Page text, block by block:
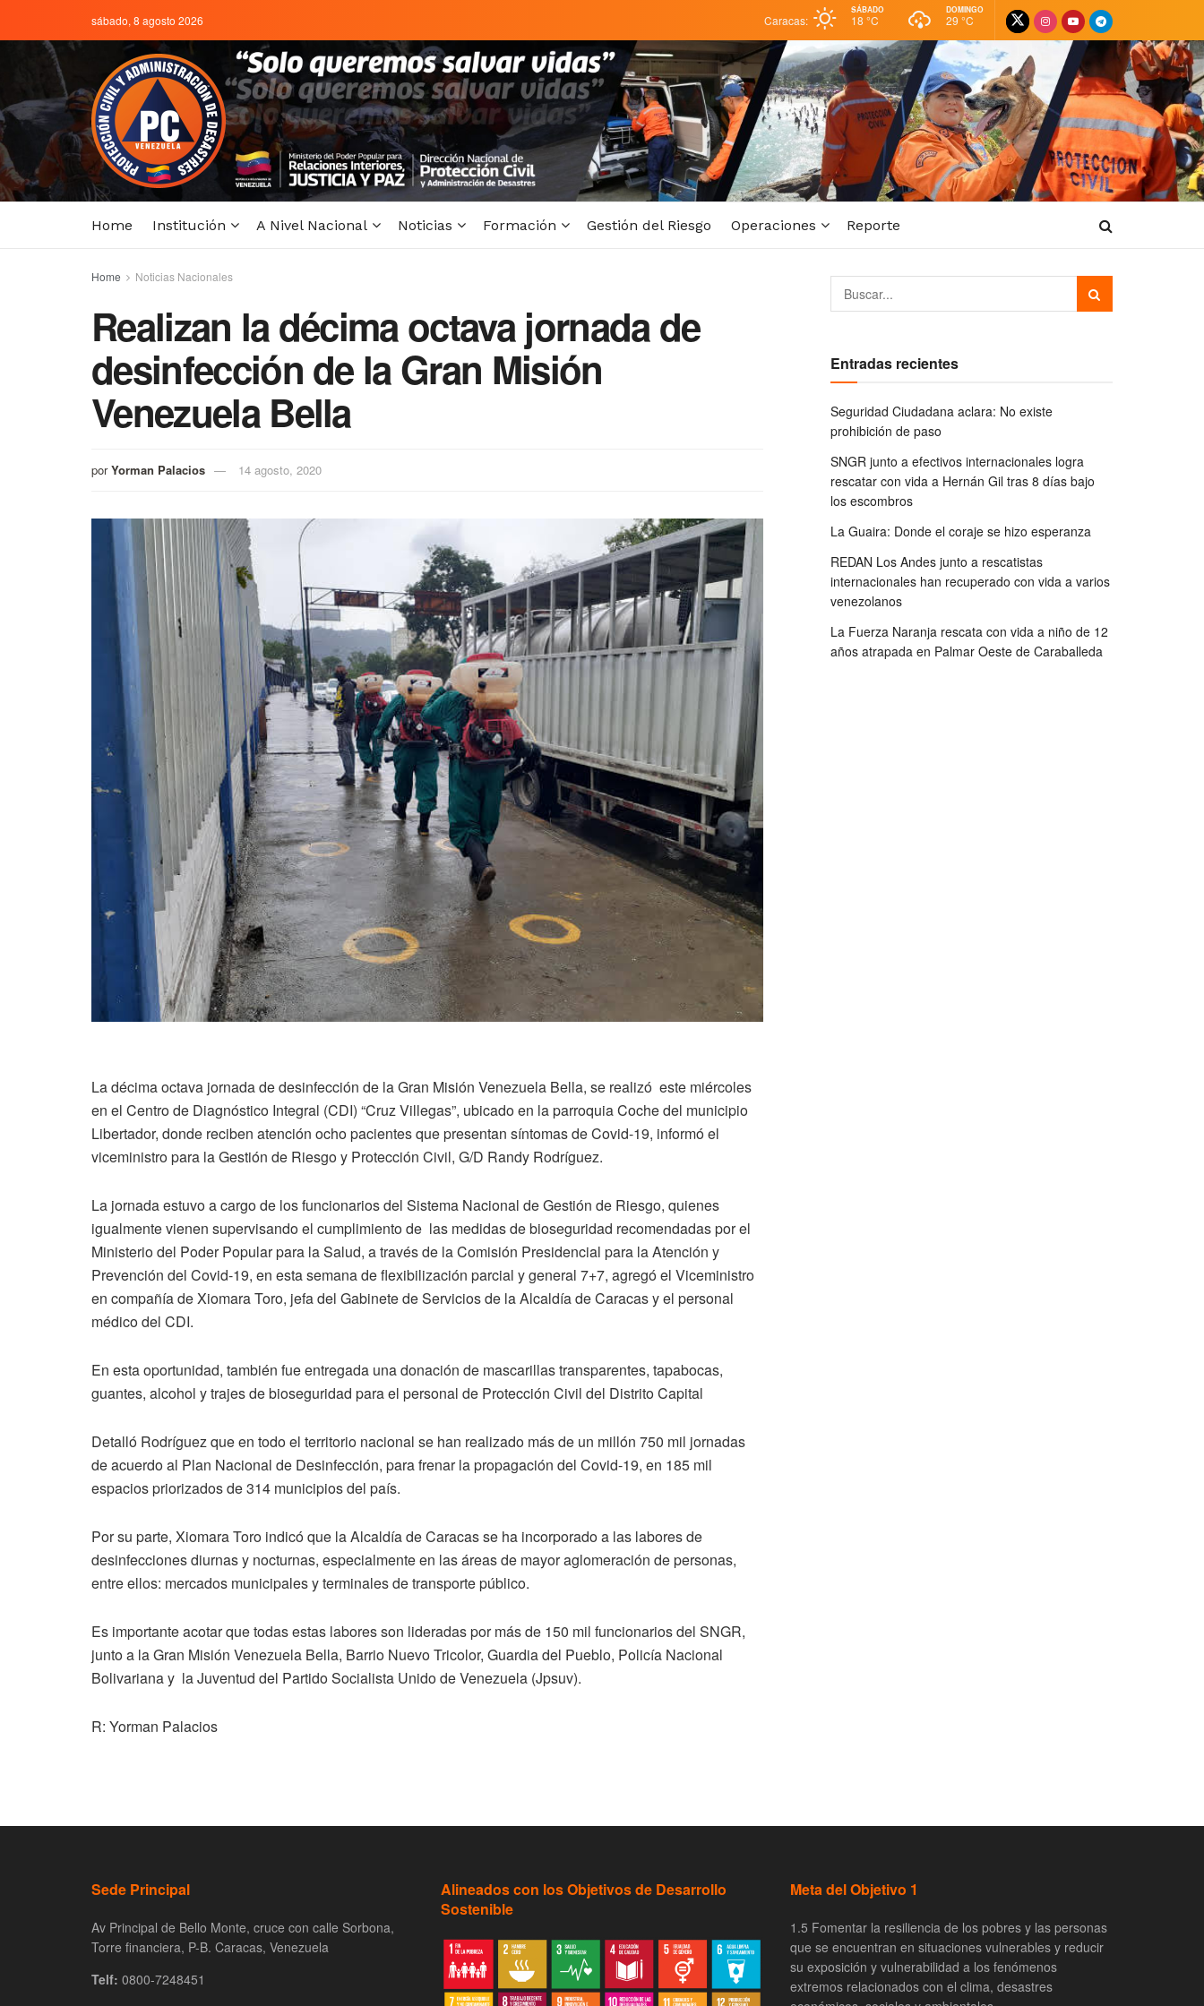
sábado, 8 agosto 2026 Caracas:
SÁBADO
18 °C
DOMINGO
29 °C
Home Institución A Nivel Nacional Noticias Formación Gestión del Riesgo Operaciones Reporte
Home Noticias Nacionales
Realizan la décima octava jornada de
desinfección de la Gran Misión
Venezuela Bella
por Yorman Palacios 14 agosto, 2020
La décima octava jornada de desinfección de la Gran Misión Venezuela Bella, se realizó este miércoles
en el Centro de Diagnóstico Integral (CDI) “Cruz Villegas”, ubicado en la parroquia Coche del municipio
Libertador, donde reciben atención ocho pacientes que presentan síntomas de Covid-19, informó el
viceministro para la Gestión de Riesgo y Protección Civil, G/D Randy Rodríguez.
La jornada estuvo a cargo de los funcionarios del Sistema Nacional de Gestión de Riesgo, quienes
igualmente vienen supervisando el cumplimiento de las medidas de bioseguridad recomendadas por el
Ministerio del Poder Popular para la Salud, a través de la Comisión Presidencial para la Atención y
Prevención del Covid-19, en esta semana de flexibilización parcial y general 7+7, agregó el Viceministro
en compañía de Xiomara Toro, jefa del Gabinete de Servicios de la Alcaldía de Caracas y el personal
médico del CDI.
En esta oportunidad, también fue entregada una donación de mascarillas transparentes, tapabocas,
guantes, alcohol y trajes de bioseguridad para el personal de Protección Civil del Distrito Capital
Detalló Rodríguez que en todo el territorio nacional se han realizado más de un millón 750 mil jornadas
de acuerdo al Plan Nacional de Desinfección, para frenar la propagación del Covid-19, en 185 mil
espacios priorizados de 314 municipios del país.
Por su parte, Xiomara Toro indicó que la Alcaldía de Caracas se ha incorporado a las labores de
desinfecciones diurnas y nocturnas, especialmente en las áreas de mayor aglomeración de personas,
entre ellos: mercados municipales y terminales de transporte público.
Es importante acotar que todas estas labores son lideradas por más de 150 mil funcionarios del SNGR,
junto a la Gran Misión Venezuela Bella, Barrio Nuevo Tricolor, Guardia del Pueblo, Policía Nacional
Bolivariana y la Juventud del Partido Socialista Unido de Venezuela (Jpsuv).
R: Yorman Palacios
Entradas recientes
Seguridad Ciudadana aclara: No existe
prohibición de paso
SNGR junto a efectivos internacionales logra
rescatar con vida a Hernán Gil tras 8 días bajo
los escombros
La Guaira: Donde el coraje se hizo esperanza
REDAN Los Andes junto a rescatistas
internacionales han recuperado con vida a varios
venezolanos
La Fuerza Naranja rescata con vida a niño de 12
años atrapada en Palmar Oeste de Caraballeda
Sede Principal
Av Principal de Bello Monte, cruce con calle Sorbona,
Torre financiera, P-B. Caracas, Venezuela
Telf: 0800-7248451
Alineados con los Objetivos de Desarrollo
Sostenible
Meta del Objetivo 1
1.5 Fomentar la resiliencia de los pobres y las personas
que se encuentran en situaciones vulnerables y reducir
su exposición y vulnerabilidad a los fenómenos
extremos relacionados con el clima, desastres